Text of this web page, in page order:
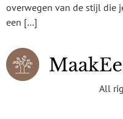
overwegen van de stijl die
een […]
All